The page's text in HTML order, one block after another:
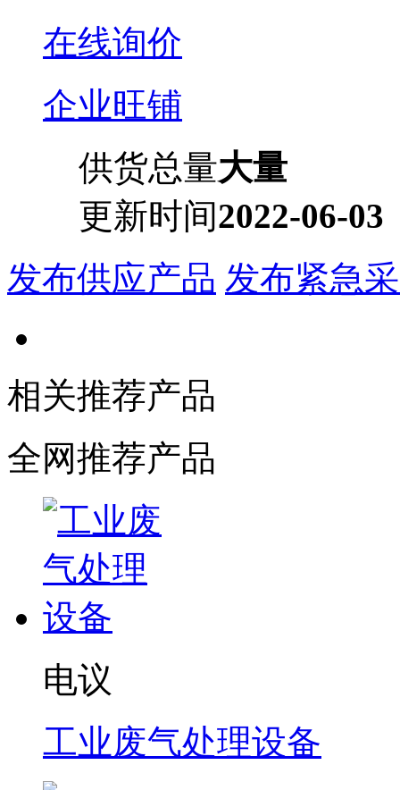
在线询价
企业旺铺
供货总量大量
更新时间2022-06-03
发布供应产品 发布紧急
相关推荐产品
全网推荐产品
电议
工业废气处理设备